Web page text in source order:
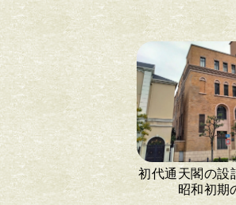
初代通天閣の設
昭和初期